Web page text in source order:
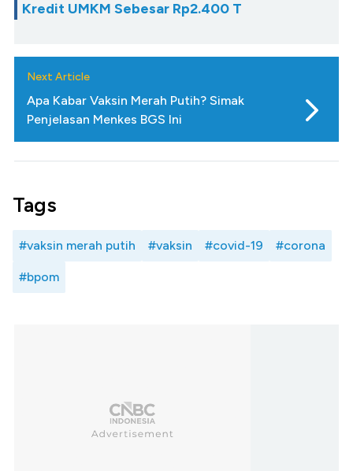
Kredit UMKM Sebesar Rp2.400 T
Next Article
Apa Kabar Vaksin Merah Putih? Simak
Penjelasan Menkes BGS Ini
Tags
#vaksin merah putih #vaksin #covid-19 #corona
#bpom